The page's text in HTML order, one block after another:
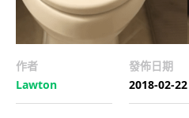
作者
Lawton
發佈日期
2018-02-22